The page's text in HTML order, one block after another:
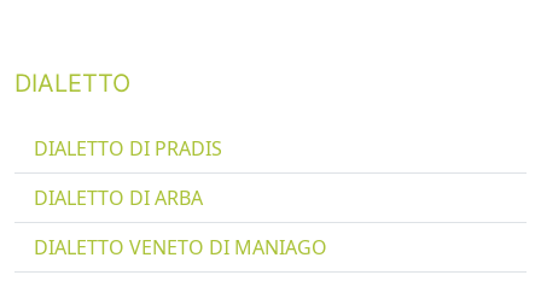
DIALETTO
DIALETTO DI PRADIS
DIALETTO DI ARBA
DIALETTO VENETO DI MANIAGO